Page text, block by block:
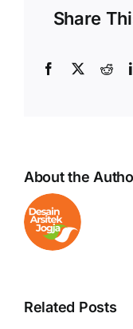
Share
Facebook
X
About the
Related Posts